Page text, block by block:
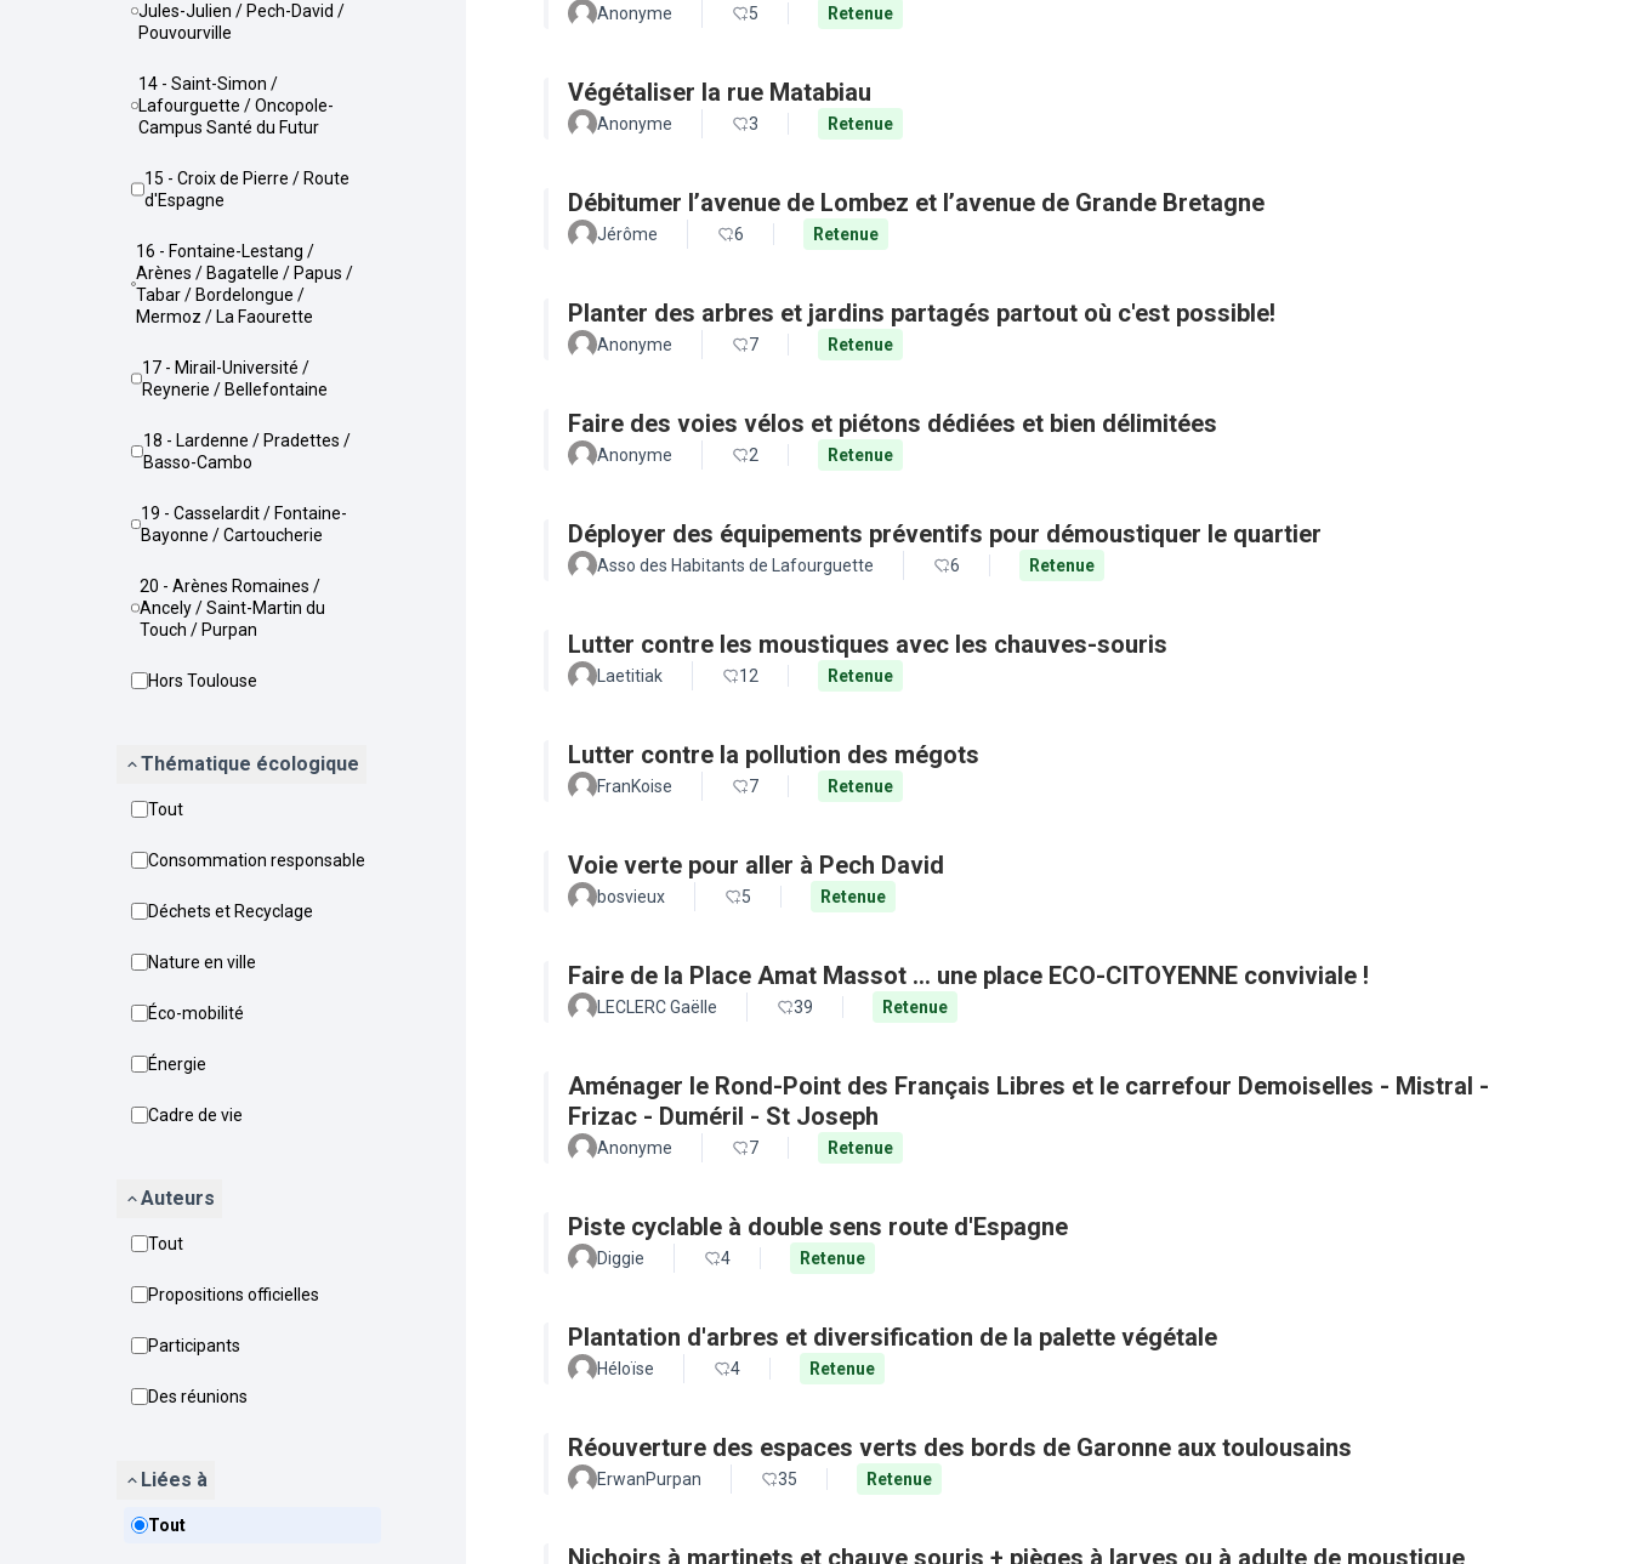
Jules-Julien / Pech-David /
Pouvourville
14 - Saint-Simon /
Lafourguette / Oncopole-
Campus Santé du Futur
15 - Croix de Pierre / Route
d'Espagne
16 - Fontaine-Lestang /
Arènes / Bagatelle / Papus /
Tabar / Bordelongue /
Mermoz / La Faourette
17 - Mirail-Université /
Reynerie / Bellefontaine
18 - Lardenne / Pradettes /
Basso-Cambo
19 - Casselardit / Fontaine-
Bayonne / Cartoucherie
20 - Arènes Romaines /
Ancely / Saint-Martin du
Touch / Purpan
Hors Toulouse
Thématique écologique
Tout
Consommation responsable
Déchets et Recyclage
Nature en ville
Éco-mobilité
Énergie
Cadre de vie
Auteurs
Tout
Propositions officielles
Participants
Des réunions
Liées à
Tout
Anonyme 5 Retenue
Végétaliser la rue Matabiau
Anonyme 3 Retenue
Débitumer l’avenue de Lombez et l’avenue de Grande Bretagne
Jérôme 6 Retenue
Planter des arbres et jardins partagés partout où c'est possible!
Anonyme 7 Retenue
Faire des voies vélos et piétons dédiées et bien délimitées
Anonyme 2 Retenue
Déployer des équipements préventifs pour démoustiquer le quartier
Asso des Habitants de Lafourguette 6 Retenue
Lutter contre les moustiques avec les chauves-souris
Laetitiak 12 Retenue
Lutter contre la pollution des mégots
FranKoise 7 Retenue
Voie verte pour aller à Pech David
bosvieux 5 Retenue
Faire de la Place Amat Massot ... une place ECO-CITOYENNE conviviale !
LECLERC Gaëlle 39 Retenue
Aménager le Rond-Point des Français Libres et le carrefour Demoiselles - Mistral -
Frizac - Duméril - St Joseph
Anonyme 7 Retenue
Piste cyclable à double sens route d'Espagne
Diggie 4 Retenue
Plantation d'arbres et diversification de la palette végétale
Héloïse 4 Retenue
Réouverture des espaces verts des bords de Garonne aux toulousains
ErwanPurpan 35 Retenue
Nichoirs à martinets et chauve souris + pièges à larves ou à adulte de moustique